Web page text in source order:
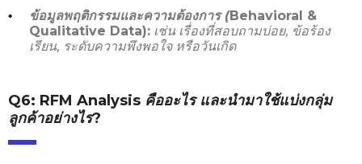
ข้อมูลพฤติกรรมและความต้องการ (Behavioral &
Qualitative Data): เช่น เรื่องที่สอบถามบ่อย, ข้อร้อง
เรียน, ระดับความพึงพอใจ หรือวันเกิด
Q6: RFM Analysis คืออะไร และนำมาใช้แบ่งกลุ่ม
ลูกค้าอย่างไร?